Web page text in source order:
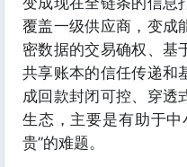
覆盖一级供应商，变成
密数据的交易确权、基
共享账本的信任传递和
成回款封闭可控、穿透
生态，主要是有助于
贵”的难题。